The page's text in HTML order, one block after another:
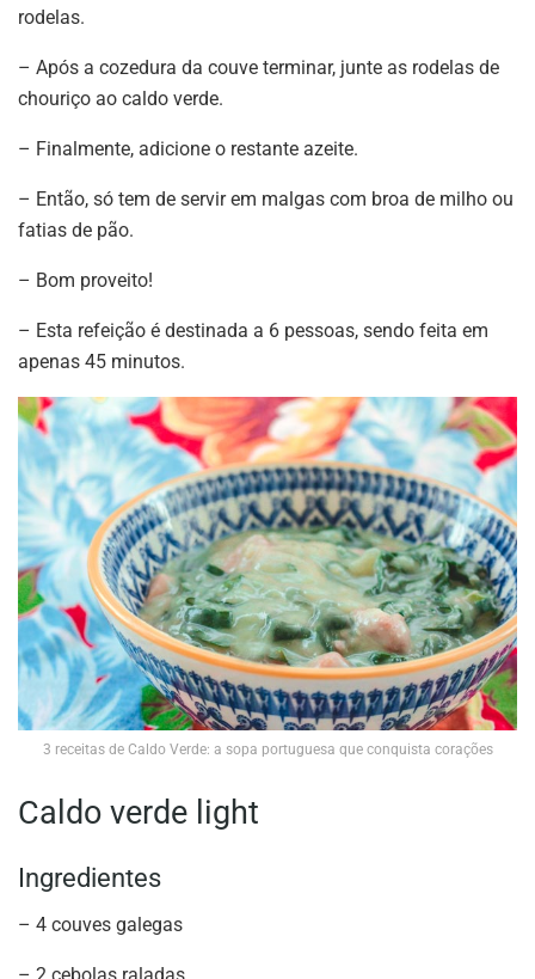
rodelas.
– Após a cozedura da couve terminar, junte as rodelas de
chouriço ao caldo verde.
– Finalmente, adicione o restante azeite.
– Então, só tem de servir em malgas com broa de milho ou
fatias de pão.
– Bom proveito!
– Esta refeição é destinada a 6 pessoas, sendo feita em
apenas 45 minutos.
3 receitas de Caldo Verde: a sopa portuguesa que conquista corações
Caldo verde light
Ingredientes
– 4 couves galegas
– 2 cebolas raladas